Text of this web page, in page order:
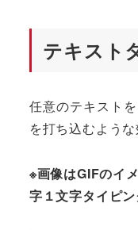
テキスト
任意のテキスト
を打ち込むよう
※画像はGIFのイ
字１文字タイピン